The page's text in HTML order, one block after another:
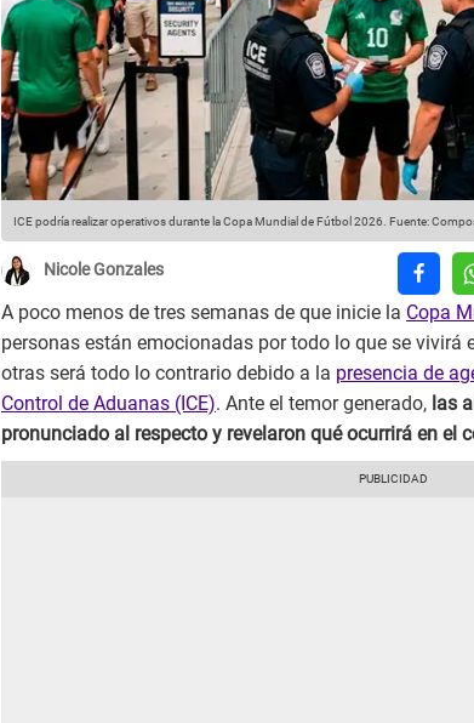
ICE podría realizar operativos durante la Copa Mundial de Fútbol 2026. Fuente:
Nicole Gonzales
A poco menos de tres semanas de que inicie la Copa
personas están emocionadas por todo lo que se vivirá
otras será todo lo contrario debido a la presencia de
Control de Aduanas (ICE). Ante el temor generado, las
pronunciado al respecto y revelaron qué ocurrirá en el